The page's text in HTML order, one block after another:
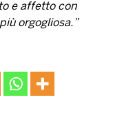
e affetto con
orgogliosa.”